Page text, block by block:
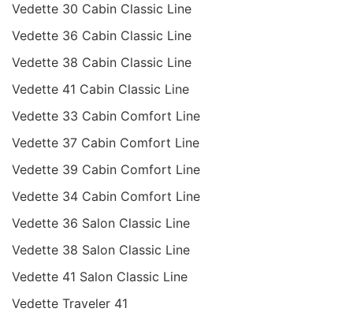
Vedette 30 Cabin Classic Line
Vedette 36 Cabin Classic Line
Vedette 38 Cabin Classic Line
Vedette 41 Cabin Classic Line
Vedette 33 Cabin Comfort Line
Vedette 37 Cabin Comfort Line
Vedette 39 Cabin Comfort Line
Vedette 34 Cabin Comfort Line
Vedette 36 Salon Classic Line
Vedette 38 Salon Classic Line
Vedette 41 Salon Classic Line
Vedette Traveler 41